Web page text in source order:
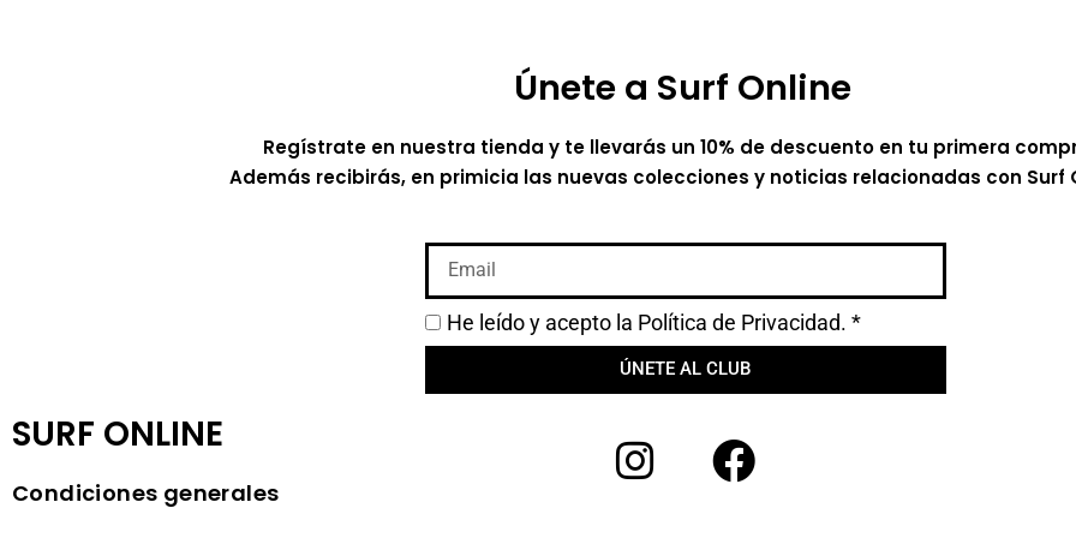
Únete a Surf Online
Regístrate en nuestra tienda y te llevarás un 10% de descuento en tu primera
Además recibirás, en primicia las nuevas colecciones y noticias relacionadas con Surf
He leído y acepto la Política de Privacidad. *
ÚNETE AL CLUB
SURF ONLINE
Condiciones generales